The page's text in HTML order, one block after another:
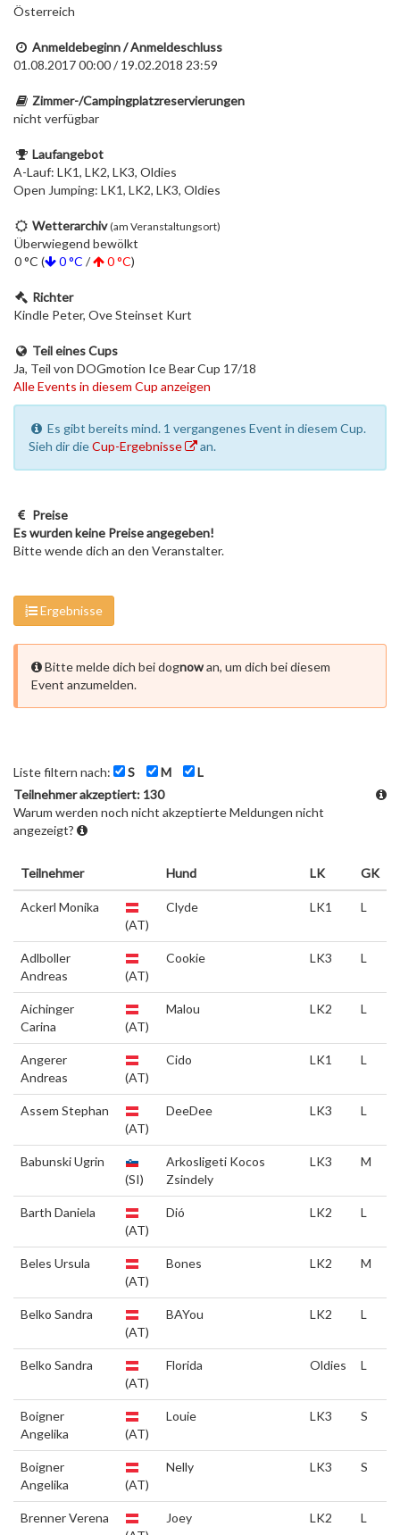
Österreich
Anmeldebeginn / Anmeldeschluss
01.08.2017 00:00 / 19.02.2018 23:59
Zimmer-/Campingplatzreservierungen
nicht verfügbar
Laufangebot
A-Lauf: LK1, LK2, LK3, Oldies
Open Jumping: LK1, LK2, LK3, Oldies
Wetterarchiv (am Veranstaltungsort)
Überwiegend bewölkt
0 °C (
0 °C / 0 °C)
Richter
Kindle Peter, Ove Steinset Kurt
Teil eines Cups
Ja, Teil von DOGmotion Ice Bear Cup 17/18
Alle Events in diesem Cup anzeigen
Es gibt bereits mind. 1 vergangenes Event in diesem Cup.
Sieh dir dieCup-Ergebnisse an.
Preise
Es wurden keine Preise angegeben!
Bitte wende dich an den Veranstalter.
Ergebnisse
Bitte melde dich bei dognowan, um dich bei diesem
Event anzumelden.
Liste filtern nach: S M
L
Teilnehmer akzeptiert: 130
Warum werden noch nicht akzeptierte Meldungen nicht
angezeigt?
Teilnehmer Hund LK GK
Ackerl Monika
(AT)
Clyde LK1 L
Adlboller
Andreas
(AT)
Cookie LK3 L
Aichinger
Carina
(AT)
Malou LK2 L
Angerer
Andreas
(AT)
Cido LK1 L
Assem Stephan
(AT)
DeeDee LK3 L
Babunski Ugrin
(SI)
Arkosligeti Kocos
Zsindely
LK3 M
Barth Daniela
(AT)
Dió LK2 L
Beles Ursula
(AT)
Bones LK2 M
Belko Sandra
(AT)
BAYou LK2 L
Belko Sandra
(AT)
Florida Oldies L
Boigner
Angelika
(AT)
Louie LK3 S
Boigner
Angelika
(AT)
Nelly LK3 S
Brenner Verena
Joey LK2 L